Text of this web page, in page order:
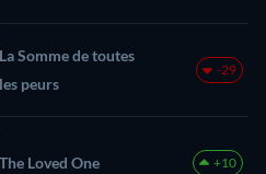
La Somme de toutes
les peurs
-29
The Loved One +10